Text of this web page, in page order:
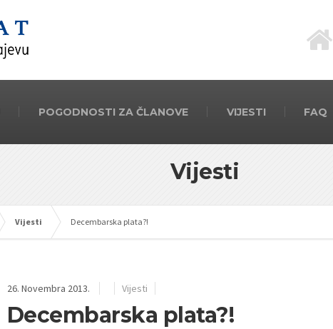
POGODNOSTI ZA ČLANOVE VIJESTI FAQ
Vijesti
Vijesti Decembarska plata?!
26. Novembra 2013. Vijesti
Decembarska plata?!